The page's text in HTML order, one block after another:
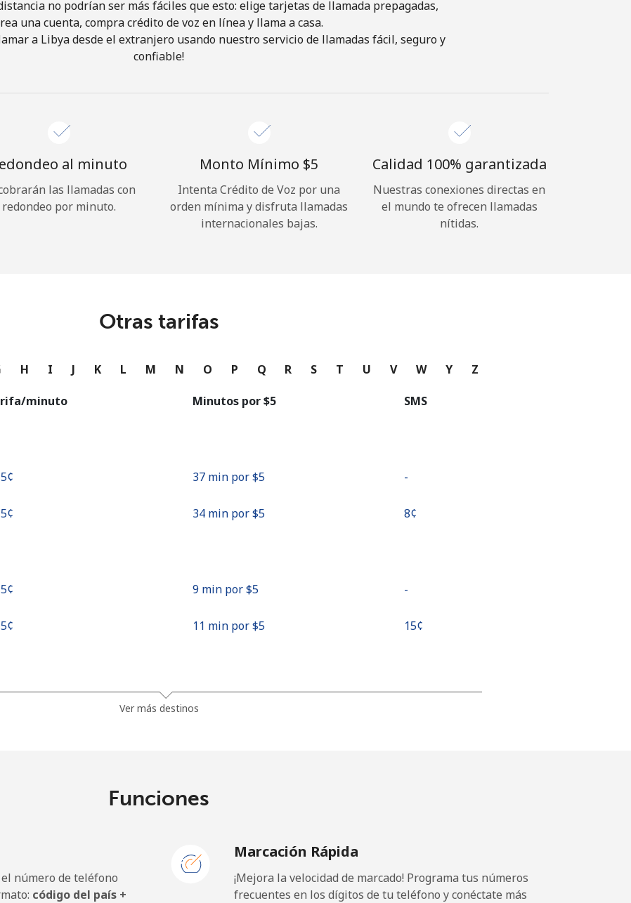
¡Hola!
¿Olvidaste tu contraseña? →
o
no podrían ser más fáciles que esto: elige tarjetas de llamada prepagadas,
una cuenta, compra crédito de voz en línea y llama a casa.
a Libya desde el extranjero usando nuestro servicio de llamadas fácil, seguro y
confiable!
al minuto
las llamadas con
redondeo por minuto.
Monto Mínimo ⁦$5⁩
Intenta Crédito de Voz por una
orden mínima y disfruta llamadas
internacionales bajas.
Calidad 100% garantizada
Nuestras conexiones directas en
el mundo te ofrecen llamadas
nítidas.
Otras tarifas
H I J K L M N O P Q R S T U V W Y Z
minuto Minutos por ⁦$5⁩ SMS
37 min por ⁦$5⁩ -
34 min por ⁦$5⁩ ⁦8¢⁩
9 min por ⁦$5⁩ -
11 min por ⁦$5⁩ ⁦15¢⁩
8 min por ⁦$5⁩
Ver más destinos
Funciones
el número de teléfono
código del país +
Marcación Rápida
¡Mejora la velocidad de marcado! Programa tus números
frecuentes en los dígitos de tu teléfono y conéctate más